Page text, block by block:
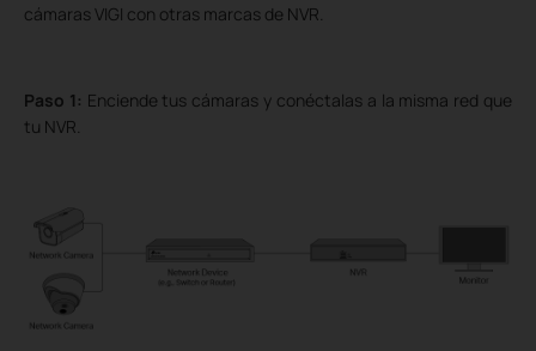
cámaras VIGI con otras marcas de NVR.
Paso 1: Enciende tus cámaras y conéctalas a la misma red que
tu NVR.